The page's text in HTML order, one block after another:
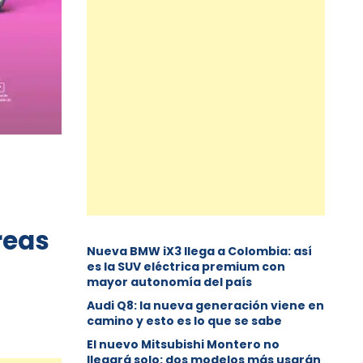
Nueva BMW iX3 llega a Colombia: así
es la SUV eléctrica premium con
mayor autonomía del país
Audi Q8: la nueva generación viene en
camino y esto es lo que se sabe
⁠El nuevo Mitsubishi Montero no